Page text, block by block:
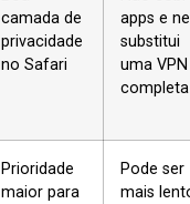
camada de
privacidade
no Safari
apps e
substitui
uma VPN
completa
Prioridade
maior para
Pode ser
mais